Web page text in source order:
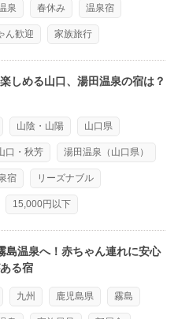
泉 春休み 温泉宿
ん歓迎 家族旅行
しめる山口、湯田温泉の宿は？
山陰・山陽 山口県
口・秋芳 湯田温泉（山口県）
宿 リーズナブル
15,000円以下
島温泉へ！赤ちゃん連れに安心
る宿
九州 鹿児島県 霧島